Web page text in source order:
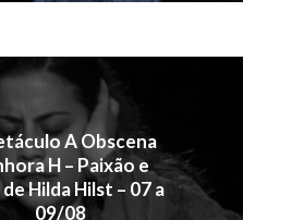
A Obscena
H – Paixão e
Hilda Hilst – 07 a
09/08